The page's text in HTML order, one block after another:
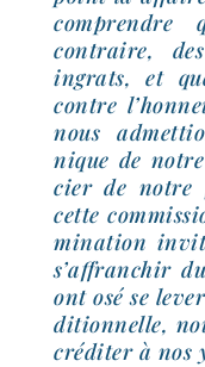
contraire,
ingrats, et
contre
nous
nique de
cier de notre
cette
mi­na­tion
s’af­fran­chir
ont osé se
di­tion­nelle,
cré­di­ter à nos